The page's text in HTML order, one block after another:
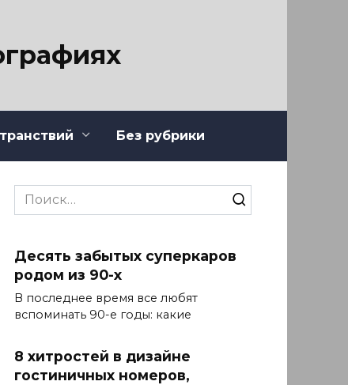
Без рубрики
Search
for:
Десять забытых суперкаров
родом из 90-х
В последнее время все любят
вспоминать 90-е годы: какие
8 хитростей в дизайне
гостиничных номеров,